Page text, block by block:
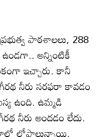
పాఠశాలలు, 288
ఉండగా.. అన్నింటికీ
ఇచ్చారు. కానీ
నీరు సరఫరా కావడం
ఉంది. ఉమ్మడి
నీరు అందడం లేదు.
లోపాలున్నాయి.